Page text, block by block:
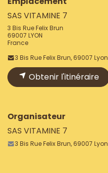
SAS VITAMINE 7
3 Bis Rue Felix Brun
69007 LYON
France
3 Bis Rue Felix Brun, 69007 Lyon
Obtenir l'itinéraire
Organisateur
SAS VITAMINE 7
3 Bis Rue Felix Brun, 69007 Lyon